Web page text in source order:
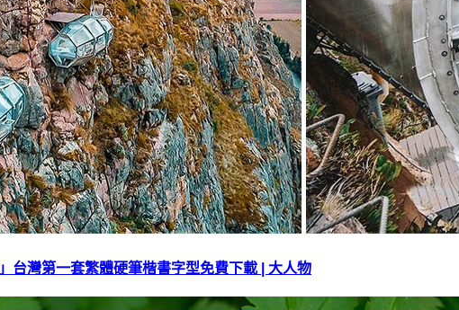
台灣第一套繁體硬筆楷書字型免費下載 | 大人物